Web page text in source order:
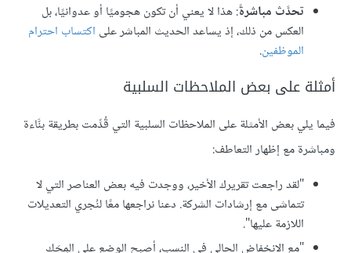
تحدَّث مباشرةً: هذا لا يعني أن تكون هجوميًا أو عدوانيًا، بل
العكس من ذلك، إذ يساعد الحديث المباشر على اكتساب احترام
الموظفين.
أمثلة على بعض الملاحظات السلبية
فيما يلي بعض الأمثلة على الملاحظات السلبية التي قُدِّمت بطريقة بنَّاءة
ومباشرة مع إظهار التعاطف:
"لقد راجعت تقريرك الأخير، ووجدت فيه بعض العناصر التي لا
تتماشى مع إرشادات الشركة. دعنا نراجعها معًا لنُجري التعديلات
اللازمة عليها".
"مع الانخفاض الحالي في النسب، أصبح الوضع على المِحَك